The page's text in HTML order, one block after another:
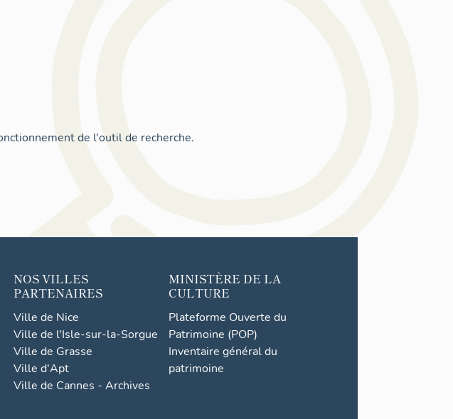
de l'outil de recherche.
NOS VILLES
PARTENAIRES
Ville de Nice
Ville de l'Isle-sur-la-Sorgue
Ville de Grasse
Ville d'Apt
Ville de Cannes - Archives
MINISTÈRE DE LA
CULTURE
Plateforme Ouverte du
Patrimoine (POP)
Inventaire général du
patrimoine